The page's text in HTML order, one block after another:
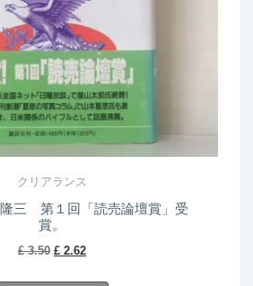
クリアランス
三 第１回「読売論壇賞」受
賞。
£3.50 Original
£ 2.62Current